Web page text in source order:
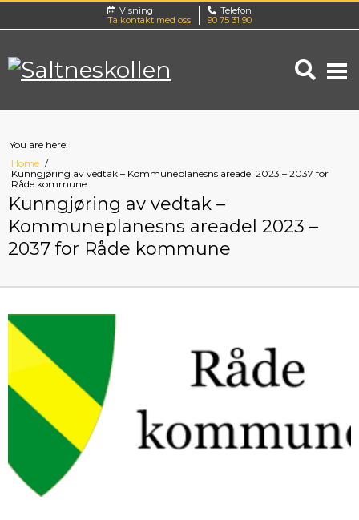
Visning
Ta kontakt med oss
Telefon
90 75 31 90
You are here:
Home
Kunngjøring av vedtak – Kommuneplanesns areadel 2023 – 2037 for
Råde kommune
Kunngjøring av vedtak –
Kommuneplanesns areadel 2023 –
2037 for Råde kommune